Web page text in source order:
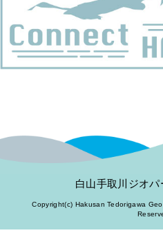
白山手取川ジオ
Copyright(c) Hakusan Tedorigawa